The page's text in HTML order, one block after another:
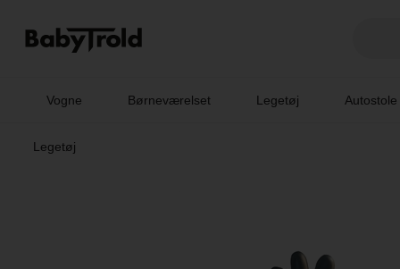
Vogne Børneværelset Legetøj Autostole
Legetøj